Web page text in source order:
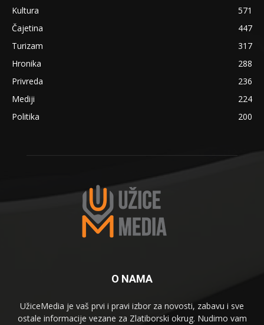
Kultura
571
Čajetina
447
Turizam
317
Hronika
288
Privreda
236
Mediji
224
Politika
200
O NAMA
UžiceMedia je vaš prvi i pravi izbor za novosti, zabavu i sve
ostale informacije vezane za Zlatiborski okrug. Nudimo vam